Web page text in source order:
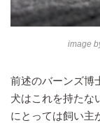
image
前述のバーンズ博
犬はこれを持たな
にとっては飼い主